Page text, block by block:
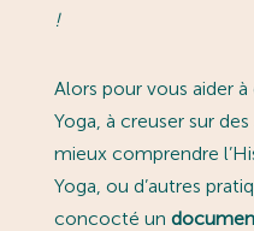
!
Alors pour vous aider
Yoga, à creuser sur
mieux comprendre
Yoga, ou d’autres
concocté un